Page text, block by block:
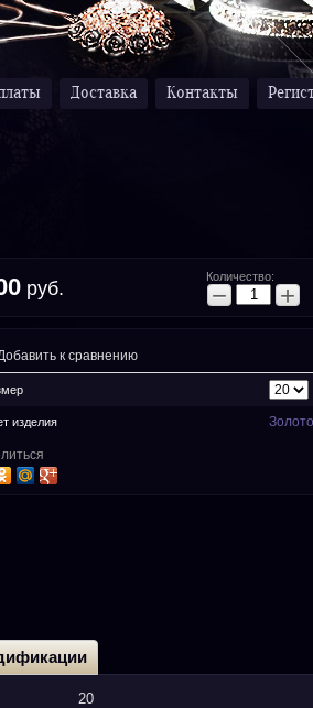
Доставка Контакты
руб.
Количество:
− +
к сравнению
изделия
20